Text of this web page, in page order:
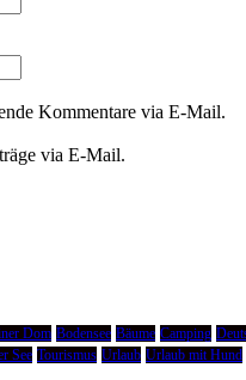
Kommentare via E-Mail.
via E-Mail.
Dom Bodensee Bäume Camping
See Tourismus Urlaub Urlaub mit Hund